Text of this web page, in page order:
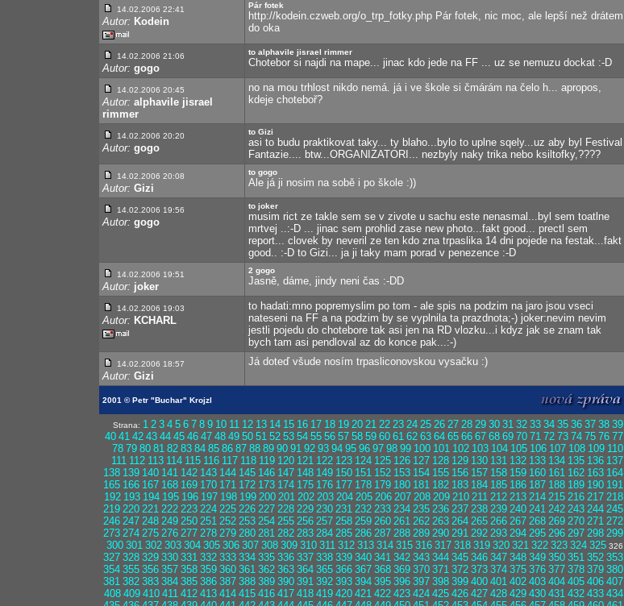
14.02.2006 22:41
Autor: Kodein
Pár fotek
http://kodein.czweb.org/o_trp_fotky.php Pár fotek, nic moc, ale lepší než drátem
do oka
14.02.2006 21:06
Autor: gogo
to alphavile jisrael rimmer
Chotebor si najdi na mape... jinac kdo jede na FF ... uz se nemuzu dockat :-D
14.02.2006 20:45
Autor: alphavile jisrael
rimmer
no na mou trhlost nikdo nemá. já i ve škole si čmárám na čelo h... apropos,
kdeje choteboř?
14.02.2006 20:20
Autor: gogo
to Gizi
asi to budu praktikovat taky... ty blaho...bylo to uplne sqely...uz aby byl Festival
Fantazie.... btw...ORGANIZATORI... nezbyly naky trika nebo ksiltofky,????
14.02.2006 20:08
Autor: Gizi
to gogo
Ale já ji nosim na sobě i po škole :))
14.02.2006 19:56
Autor: gogo
to joker
musim rict ze takle sem se v zivote u sachu este nenasmal...byl sem toatlne
mrtvej ..:-D ... jinac sem prohlid zase new photo...fakt good... prectl sem
report... clovek by neveril ze ten kdo zna trpaslika 14 dni pojede na festak...fakt
good.. :-D to Gizi... ja ji taky mam porad v penezence :-D
14.02.2006 19:51
Autor: joker
2 gogo
Jasně, dáme, jindy neni čas :-DD
14.02.2006 19:03
Autor: KCHARL
to hadati:mno popremyslim po tom - ale spis na podzim na jaro jsou vseci
nateseni na FF a na podzim by se vyplnila ta prazdnota;-) joker:nevim nevim
jestli pojedu do chotebore tak asi jen na RD vlozku...i kdyz jak se znam tak
bych tam asi pendloval az do konce pak...:-)
14.02.2006 18:57
Autor: Gizi
Já doteď všude nosím trpasliconovskou vysačku :)
2001 © Petr "Buchar" Krojzl
Strana: 1 2 3 4 5 6 7 8 9 10 11 12 13 14 15 16 17 18 19 20 21 22 23 24 25 26 27 28 29 30 31 32 33 34 35 36 37 38 39
40 41 42 43 44 45 46 47 48 49 50 51 52 53 54 55 56 57 58 59 60 61 62 63 64 65 66 67 68 69 70 71 72 73 74 75 76 77
78 79 80 81 82 83 84 85 86 87 88 89 90 91 92 93 94 95 96 97 98 99 100 101 102 103 104 105 106 107 108 109 110
111 112 113 114 115 116 117 118 119 120 121 122 123 124 125 126 127 128 129 130 131 132 133 134 135 136 137
138 139 140 141 142 143 144 145 146 147 148 149 150 151 152 153 154 155 156 157 158 159 160 161 162 163 164
165 166 167 168 169 170 171 172 173 174 175 176 177 178 179 180 181 182 183 184 185 186 187 188 189 190 191
192 193 194 195 196 197 198 199 200 201 202 203 204 205 206 207 208 209 210 211 212 213 214 215 216 217 218
219 220 221 222 223 224 225 226 227 228 229 230 231 232 233 234 235 236 237 238 239 240 241 242 243 244 245
246 247 248 249 250 251 252 253 254 255 256 257 258 259 260 261 262 263 264 265 266 267 268 269 270 271 272
273 274 275 276 277 278 279 280 281 282 283 284 285 286 287 288 289 290 291 292 293 294 295 296 297 298 299
300 301 302 303 304 305 306 307 308 309 310 311 312 313 314 315 316 317 318 319 320 321 322 323 324 325 326
327 328 329 330 331 332 333 334 335 336 337 338 339 340 341 342 343 344 345 346 347 348 349 350 351 352 353
354 355 356 357 358 359 360 361 362 363 364 365 366 367 368 369 370 371 372 373 374 375 376 377 378 379 380
381 382 383 384 385 386 387 388 389 390 391 392 393 394 395 396 397 398 399 400 401 402 403 404 405 406 407
408 409 410 411 412 413 414 415 416 417 418 419 420 421 422 423 424 425 426 427 428 429 430 431 432 433 434